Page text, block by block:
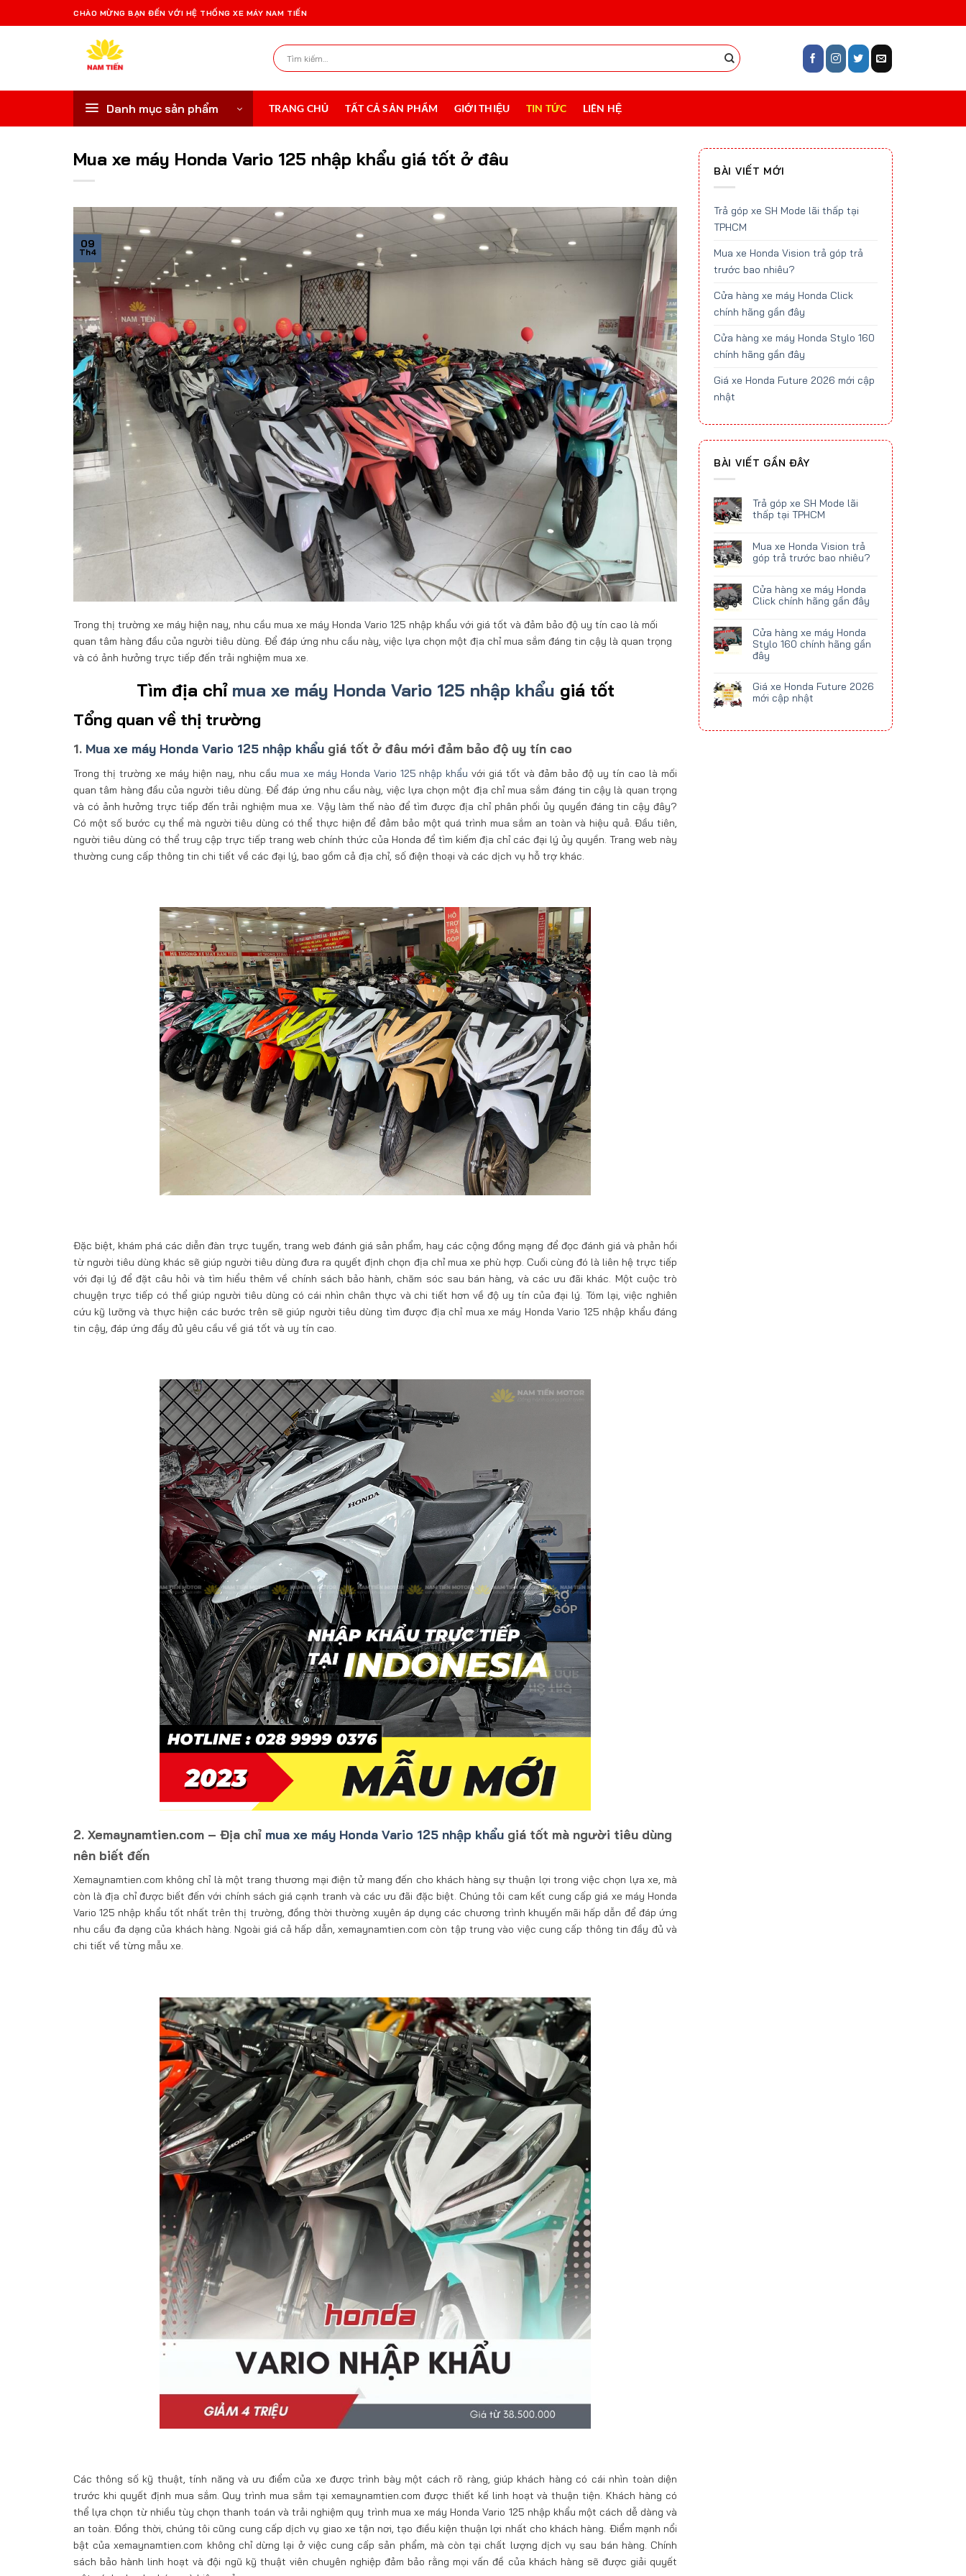
qua
CHÀO MỪNG BẠN ĐẾN VỚI HỆ THỐNG XE MÁY NAM TIẾN
Tìm
kiếm:
Danh mục sản phẩm TRANG CHỦ TẤT CẢ SẢN PHẨM GIỚI THIỆU TIN TỨC LIÊN HỆ
Mua xe máy Honda Vario 125 nhập khẩu giá tốt ở đâu
09
Th4
Trong thị trường xe máy hiện nay, nhu cầu mua xe máy Honda Vario 125 nhập khẩu với giá tốt và đảm bảo độ uy tín cao là mối
quan tâm hàng đầu của người tiêu dùng. Để đáp ứng nhu cầu này, việc lựa chọn một địa chỉ mua sắm đáng tin cậy là quan trọng
và có ảnh hưởng trực tiếp đến trải nghiệm mua xe.
Tìm địa chỉ mua xe máy Honda Vario 125 nhập khẩu giá tốt
Tổng quan về thị trường
1. Mua xe máy Honda Vario 125 nhập khẩu giá tốt ở đâu mới đảm bảo độ uy tín cao
Trong thị trường xe máy hiện nay, nhu cầu mua xe máy Honda Vario 125 nhập khẩu với giá tốt và đảm bảo độ uy tín cao là mối
quan tâm hàng đầu của người tiêu dùng. Để đáp ứng nhu cầu này, việc lựa chọn một địa chỉ mua sắm đáng tin cậy là quan trọng
và có ảnh hưởng trực tiếp đến trải nghiệm mua xe. Vậy làm thế nào để tìm được địa chỉ phân phối ủy quyền đáng tin cậy đây?
Có một số bước cụ thể mà người tiêu dùng có thể thực hiện để đảm bảo một quá trình mua sắm an toàn và hiệu quả. Đầu tiên,
người tiêu dùng có thể truy cập trực tiếp trang web chính thức của Honda để tìm kiếm địa chỉ các đại lý ủy quyền. Trang web này
thường cung cấp thông tin chi tiết về các đại lý, bao gồm cả địa chỉ, số điện thoại và các dịch vụ hỗ trợ khác.
Đặc biệt, khám phá các diễn đàn trực tuyến, trang web đánh giá sản phẩm, hay các cộng đồng mạng để đọc đánh giá và phản hồi
từ người tiêu dùng khác sẽ giúp người tiêu dùng đưa ra quyết định chọn địa chỉ mua xe phù hợp. Cuối cùng đó là liên hệ trực tiếp
với đại lý để đặt câu hỏi và tìm hiểu thêm về chính sách bảo hành, chăm sóc sau bán hàng, và các ưu đãi khác. Một cuộc trò
chuyện trực tiếp có thể giúp người tiêu dùng có cái nhìn chân thực và chi tiết hơn về độ uy tín của đại lý. Tóm lại, việc nghiên
cứu kỹ lưỡng và thực hiện các bước trên sẽ giúp người tiêu dùng tìm được địa chỉ mua xe máy Honda Vario 125 nhập khẩu đáng
tin cậy, đáp ứng đầy đủ yêu cầu về giá tốt và uy tín cao.
2. Xemaynamtien.com – Địa chỉ mua xe máy Honda Vario 125 nhập khẩu giá tốt mà người tiêu dùng
nên biết đến
Xemaynamtien.com không chỉ là một trang thương mại điện tử mang đến cho khách hàng sự thuận lợi trong việc chọn lựa xe, mà
còn là địa chỉ được biết đến với chính sách giá cạnh tranh và các ưu đãi đặc biệt. Chúng tôi cam kết cung cấp giá xe máy Honda
Vario 125 nhập khẩu tốt nhất trên thị trường, đồng thời thường xuyên áp dụng các chương trình khuyến mãi hấp dẫn để đáp ứng
nhu cầu đa dạng của khách hàng. Ngoài giá cả hấp dẫn, xemaynamtien.com còn tập trung vào việc cung cấp thông tin đầy đủ và
chi tiết về từng mẫu xe.
Các thông số kỹ thuật, tính năng và ưu điểm của xe được trình bày một cách rõ ràng, giúp khách hàng có cái nhìn toàn diện
trước khi quyết định mua sắm. Quy trình mua sắm tại xemaynamtien.com được thiết kế linh hoạt và thuận tiện. Khách hàng có
thể lựa chọn từ nhiều tùy chọn thanh toán và trải nghiệm quy trình mua xe máy Honda Vario 125 nhập khẩu một cách dễ dàng và
an toàn. Đồng thời, chúng tôi cũng cung cấp dịch vụ giao xe tận nơi, tạo điều kiện thuận lợi nhất cho khách hàng. Điểm mạnh nổi
bật của xemaynamtien.com không chỉ dừng lại ở việc cung cấp sản phẩm, mà còn tại chất lượng dịch vụ sau bán hàng. Chính
sách bảo hành linh hoạt và đội ngũ kỹ thuật viên chuyên nghiệp đảm bảo rằng mọi vấn đề của khách hàng sẽ được giải quyết
BÀI VIẾT MỚI
Trả góp xe SH Mode lãi thấp tại
TPHCM
Mua xe Honda Vision trả góp trả
trước bao nhiêu?
Cửa hàng xe máy Honda Click
chính hãng gần đây
Cửa hàng xe máy Honda Stylo 160
chính hãng gần đây
Giá xe Honda Future 2026 mới cập
nhật
BÀI VIẾT GẦN ĐÂY
Trả góp xe SH Mode lãi
thấp tại TPHCM
Mua xe Honda Vision trả
góp trả trước bao nhiêu?
Cửa hàng xe máy Honda
Click chính hãng gần đây
Cửa hàng xe máy Honda
Stylo 160 chính hãng gần
đây
Giá xe Honda Future 2026
mới cập nhật